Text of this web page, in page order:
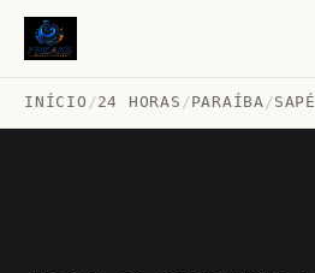
INÍCIO /24 HORAS /PARAÍBA /SAPÉ